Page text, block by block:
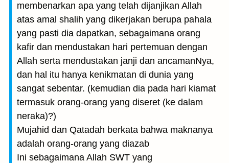
membenarkan apa yang telah dijanjikan Allah
atas amal shalih yang dikerjakan berupa pahala
yang pasti dia dapatkan, sebagaimana orang
kafir dan mendustakan hari pertemuan dengan
Allah serta mendustakan janji dan ancamanNya,
dan hal itu hanya kenikmatan di dunia yang
sangat sebentar. (kemudian dia pada hari kiamat
termasuk orang-orang yang diseret (ke dalam
neraka)?)
Mujahid dan Qatadah berkata bahwa maknanya
adalah orang-orang yang diazab
Ini sebagaimana Allah SWT yang